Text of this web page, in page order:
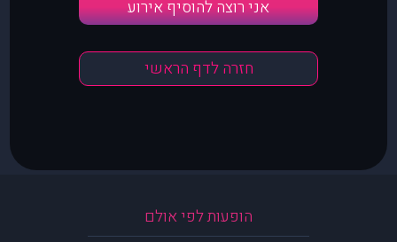
אני רוצה להוסיף אירוע
חזרה לדף הראשי
הופעות לפי אולם